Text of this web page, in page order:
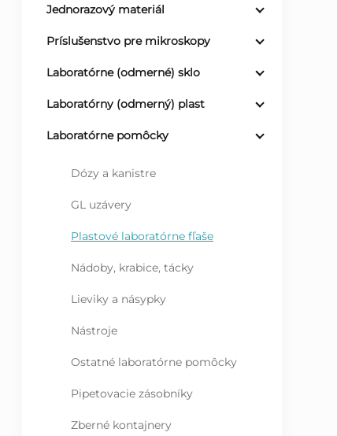
Jednorazový materiál
Príslušenstvo pre mikroskopy
Laboratórne (odmerné) sklo
Laboratórny (odmerný) plast
Laboratórne pomôcky
Dózy a kanistre
GL uzávery
Plastové laboratórne fľaše
Nádoby, krabice, tácky
Lieviky a násypky
Nástroje
Ostatné laboratórne pomôcky
Pipetovacie zásobníky
Zberné kontajnery